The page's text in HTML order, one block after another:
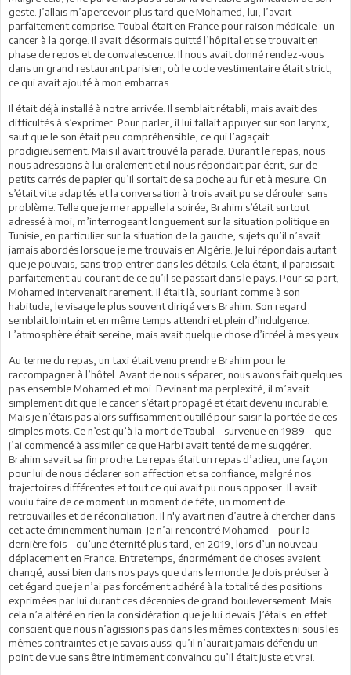
geste. J’allais m’apercevoir plus tard que Mohamed, lui, l’avait
parfaitement comprise. Toubal était en France pour raison médicale : un
cancer à la gorge. Il avait désormais quitté l’hôpital et se trouvait en
phase de repos et de convalescence. Il nous avait donné rendez-vous
dans un grand restaurant parisien, où le code vestimentaire était strict,
ce qui avait ajouté à mon embarras.
Il était déjà installé à notre arrivée. Il semblait rétabli, mais avait des
difficultés à s’exprimer. Pour parler, il lui fallait appuyer sur son larynx,
sauf que le son était peu compréhensible, ce qui l’agaçait
prodigieusement. Mais il avait trouvé la parade. Durant le repas, nous
nous adressions à lui oralement et il nous répondait par écrit, sur de
petits carrés de papier qu’il sortait de sa poche au fur et à mesure. On
s’était vite adaptés et la conversation à trois avait pu se dérouler sans
problème. Telle que je me rappelle la soirée, Brahim s’était surtout
adressé à moi, m’interrogeant longuement sur la situation politique en
Tunisie, en particulier sur la situation de la gauche, sujets qu’il n’avait
jamais abordés lorsque je me trouvais en Algérie. Je lui répondais autant
que je pouvais, sans trop entrer dans les détails. Cela étant, il paraissait
parfaitement au courant de ce qu’il se passait dans le pays. Pour sa part,
Mohamed intervenait rarement. Il était là, souriant comme à son
habitude, le visage le plus souvent dirigé vers Brahim. Son regard
semblait lointain et en même temps attendri et plein d’indulgence.
L’atmosphère était sereine, mais avait quelque chose d’irréel à mes yeux.
Au terme du repas, un taxi était venu prendre Brahim pour le
raccompagner à l’hôtel. Avant de nous séparer, nous avons fait quelques
pas ensemble Mohamed et moi. Devinant ma perplexité, il m’avait
simplement dit que le cancer s’était propagé et était devenu incurable.
Mais je n’étais pas alors suffisamment outillé pour saisir la portée de ces
simples mots. Ce n’est qu’à la mort de Toubal – survenue en 1989 – que
j’ai commencé à assimiler ce que Harbi avait tenté de me suggérer.
Brahim savait sa fin proche. Le repas était un repas d’adieu, une façon
pour lui de nous déclarer son affection et sa confiance, malgré nos
trajectoires différentes et tout ce qui avait pu nous opposer. Il avait
voulu faire de ce moment un moment de fête, un moment de
retrouvailles et de réconciliation. Il n'y avait rien d’autre à chercher dans
cet acte éminemment humain. Je n’ai rencontré Mohamed – pour la
dernière fois – qu’une éternité plus tard, en 2019, lors d’un nouveau
déplacement en France. Entretemps, énormément de choses avaient
changé, aussi bien dans nos pays que dans le monde. Je dois préciser à
cet égard que je n’ai pas forcément adhéré à la totalité des positions
exprimées par lui durant ces décennies de grand bouleversement. Mais
cela n’a altéré en rien la considération que je lui devais. J’étais en effet
conscient que nous n’agissions pas dans les mêmes contextes ni sous les
mêmes contraintes et je savais aussi qu’il n’aurait jamais défendu un
point de vue sans être intimement convaincu qu’il était juste et vrai.